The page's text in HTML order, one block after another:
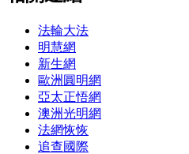
法輪大法
明慧網
新生網
歐洲圓明網
亞太正悟網
澳洲光明網
法網恢恢
追查國際